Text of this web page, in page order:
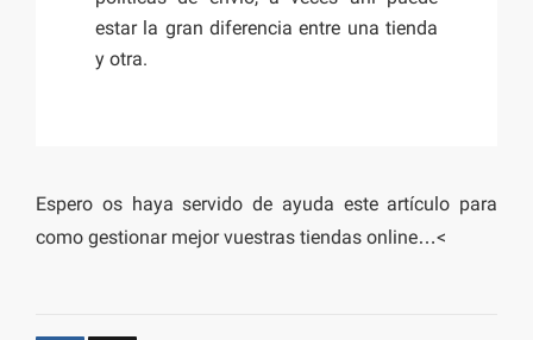
estar la gran diferencia entre una tienda
y otra.
Espero os haya servido de ayuda este artículo para
como gestionar mejor vuestras tiendas online…<